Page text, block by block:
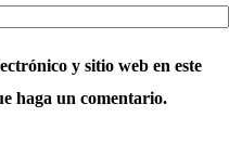
y sitio web en este
haga un comentario.